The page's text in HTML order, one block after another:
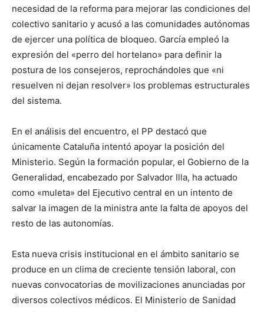
necesidad de la reforma para mejorar las condiciones del
colectivo sanitario y acusó a las comunidades autónomas
de ejercer una política de bloqueo. García empleó la
expresión del «perro del hortelano» para definir la
postura de los consejeros, reprochándoles que «ni
resuelven ni dejan resolver» los problemas estructurales
del sistema.
En el análisis del encuentro, el PP destacó que
únicamente Cataluña intentó apoyar la posición del
Ministerio. Según la formación popular, el Gobierno de la
Generalidad, encabezado por Salvador Illa, ha actuado
como «muleta» del Ejecutivo central en un intento de
salvar la imagen de la ministra ante la falta de apoyos del
resto de las autonomías.
Esta nueva crisis institucional en el ámbito sanitario se
produce en un clima de creciente tensión laboral, con
nuevas convocatorias de movilizaciones anunciadas por
diversos colectivos médicos. El Ministerio de Sanidad